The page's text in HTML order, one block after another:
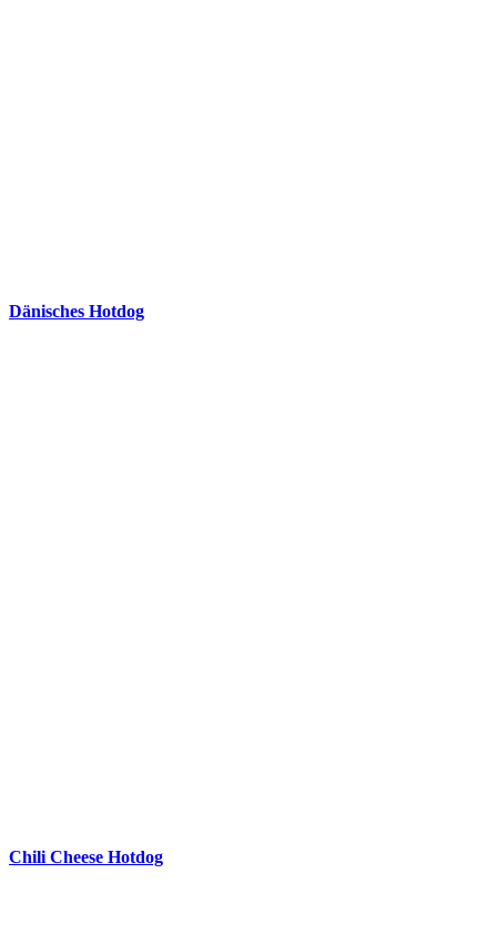
Dänisches Hotdog
Chili Cheese Hotdog